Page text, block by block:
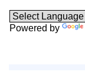
Powered by